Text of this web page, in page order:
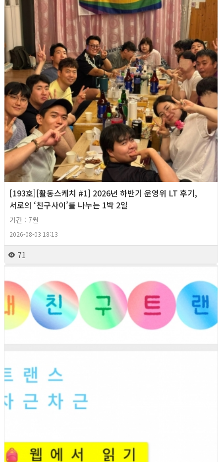
[193호][활동스케치 #1] 2026년 하반기 운영위 LT 후기,
서로의 ‘친구사이’를 나누는 1박 2일
기간 : 7월
2026-08-03 18:13
71